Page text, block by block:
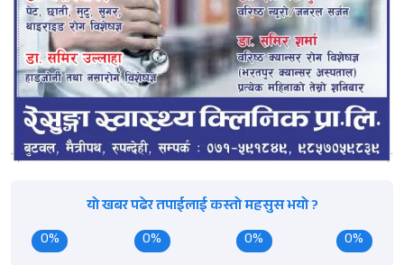
यो खबर पढेर तपाईलाई कस्तो महसुस भयो ?
0%
0% 0% 0%